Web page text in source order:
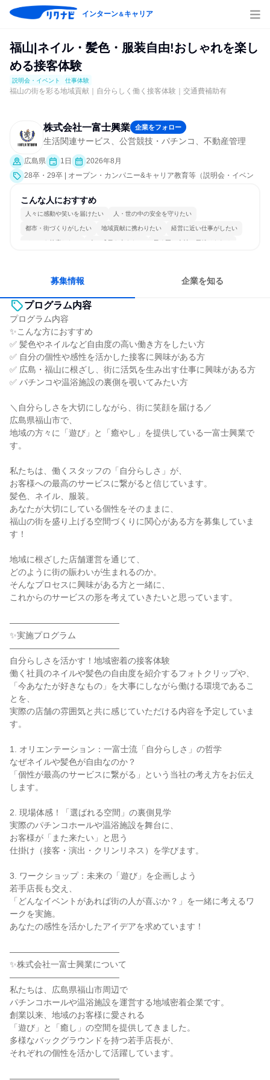
インターン＆キャリア
福山|ネイル・髪色・服装自由!おしゃれを楽し
める接客体験
説明会・イベント 仕事体験
福山の街を彩る地域貢献｜自分らしく働く接客体験｜交通費補助有
株式会社一富士興業 企業をフォロー
生活関連サービス、公営競技・パチンコ、不動産管理
広島県 1日
2026年8月
28卒・29卒 | オープン・カンパニー&キャリア教育等（説明会・イベン
体験）
こんな人におすすめ
人々に感動や笑いを届けたい 人・世の中の安全を守りたい
都市・街づくりがしたい 地域貢献に携わりたい 経営に近い仕事がしたい
チームを統率したい 人の成長を支えたい 長く同じ会社に居続けられる
募集情報 企業を知る
プログラム内容
プログラム内容
✨こんな方におすすめ
✅ 髪色やネイルなど自由度の高い働き方をしたい方
✅ 自分の個性や感性を活かした接客に興味がある方
✅ 広島・福山に根ざし、街に活気を生み出す仕事に興味がある方
✅ パチンコや温浴施設の裏側を覗いてみたい方
＼自分らしさを大切にしながら、街に笑顔を届ける／
広島県福山市で、
地域の方々に「遊び」と「癒やし」を提供している一富士興業で
す。
私たちは、働くスタッフの「自分らしさ」が、
お客様への最高のサービスに繋がると信じています。
髪色、ネイル、服装。
あなたが大切にしている個性をそのままに、
福山の街を盛り上げる空間づくりに関心がある方を募集していま
す！
地域に根ざした店舗運営を通じて、
どのように街の賑わいが生まれるのか。
そんなプロセスに興味がある方と一緒に、
これからのサービスの形を考えていきたいと思っています。
―――――――――――――
✨実施プログラム
―――――――――――――
自分らしさを活かす！地域密着の接客体験
働く社員のネイルや髪色の自由度を紹介するフォトクリップや、
「今あなたが好きなもの」を大事にしながら働ける環境であるこ
とを、
実際の店舗の雰囲気と共に感じていただける内容を予定していま
す。
1. オリエンテーション：一富士流「自分らしさ」の哲学
なぜネイルや髪色が自由なのか？
「個性が最高のサービスに繋がる」という当社の考え方をお伝え
します。
2. 現場体感！「選ばれる空間」の裏側見学
実際のパチンコホールや温浴施設を舞台に、
お客様が「また来たい」と思う
仕掛け（接客・演出・クリンリネス）を学びます。
3. ワークショップ：未来の「遊び」を企画しよう
若手店長も交え、
「どんなイベントがあれば街の人が喜ぶか？」を一緒に考えるワ
ークを実施。
あなたの感性を活かしたアイデアを求めています！
―――――――――――――
✨株式会社一富士興業について
―――――――――――――
私たちは、広島県福山市周辺で
パチンコホールや温浴施設を運営する地域密着企業です。
創業以来、地域のお客様に愛される
「遊び」と「癒し」の空間を提供してきました。
多様なバックグラウンドを持つ若手店長が、
それぞれの個性を活かして活躍しています。